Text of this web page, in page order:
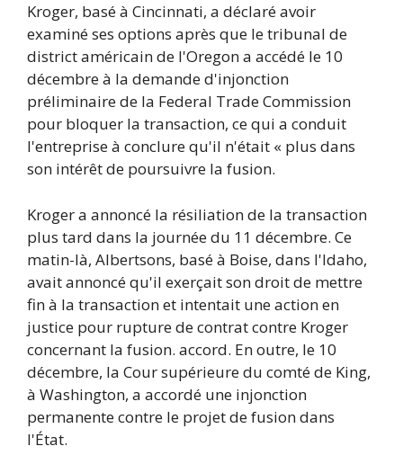
Kroger, basé à Cincinnati, a déclaré avoir
examiné ses options après que le tribunal de
district américain de l'Oregon a accédé le 10
décembre à la demande d'injonction
préliminaire de la Federal Trade Commission
pour bloquer la transaction, ce qui a conduit
l'entreprise à conclure qu'il n'était « plus dans
son intérêt de poursuivre la fusion.
Kroger a annoncé la résiliation de la transaction
plus tard dans la journée du 11 décembre. Ce
matin-là, Albertsons, basé à Boise, dans l'Idaho,
avait annoncé qu'il exerçait son droit de mettre
fin à la transaction et intentait une action en
justice pour rupture de contrat contre Kroger
concernant la fusion. accord. En outre, le 10
décembre, la Cour supérieure du comté de King,
à Washington, a accordé une injonction
permanente contre le projet de fusion dans
l'État.